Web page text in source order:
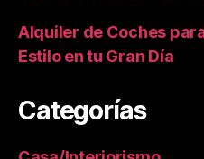
Alquiler de Coches
Estilo en tu Gran Día
Categorías